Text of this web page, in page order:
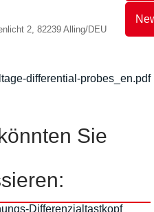
2, 82239 Alling/DEU
differential-probes_en.pdf
Sie